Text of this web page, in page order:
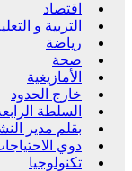
اقتصاد
التربية و
رياضة
صحة
الأمازيغية
خارج الحدود
السلطة
بقلم مدير
دوي
تكنولوجيا